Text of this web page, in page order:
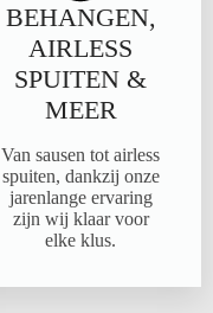
BEHANGEN,
AIRLESS
SPUITEN &
MEER
Van sausen tot airless
spuiten, dankzij onze
jarenlange ervaring
zijn wij klaar voor
elke klus.